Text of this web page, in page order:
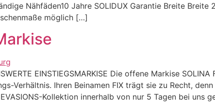
Nähfäden10 Jahre SOLIDUX Garantie Breite
möglich […]
EINSTIEGSMARKISE Die offene Markise
Verhältnis. Ihren Beinamen FIX trägt sie zu Recht,
Kollektion innerhalb von nur 5 Tagen bei